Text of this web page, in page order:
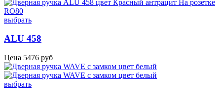
выбрать
ALU 458
Цена 5476 руб
выбрать